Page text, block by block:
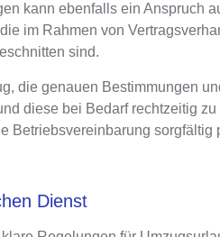
kann ebenfalls ein Anspruch
im Rahmen von
sind.
die genauen Bestimmungen
diese bei Bedarf rechtzeitig
Betriebsvereinbarung
Dienst